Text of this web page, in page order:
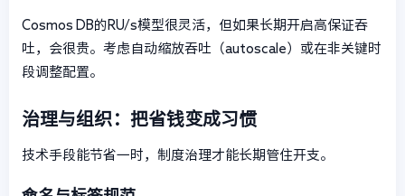
Cosmos DB的RU/s模型很灵活，但如果长期开启高保证吞
吐，会很贵。考虑自动缩放吞吐（autoscale）或在非关键时
段调整配置。
治理与组织：把省钱变成习惯
技术手段能节省一时，制度治理才能长期管住开支。